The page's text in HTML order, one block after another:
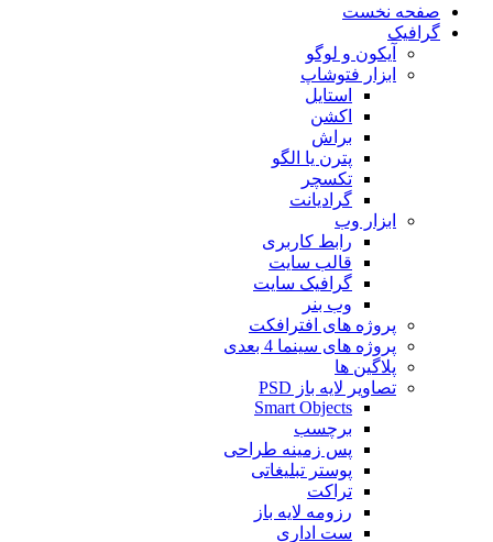
صفحه نخست
گرافیک
آیکون و لوگو
ابزار فتوشاپ
استایل
اکشن
براش
پترن یا الگو
تکسچر
گرادیانت
ابزار وب
رابط کاربری
قالب سایت
گرافیک سایت
وب بنر
پروژه های افترافکت
پروژه های سینما 4 بعدی
پلاگین ها
تصاویر لایه باز PSD
Smart Objects
برچسب
پس زمینه طراحی
پوستر تبلیغاتی
تراکت
رزومه لایه باز
ست اداری